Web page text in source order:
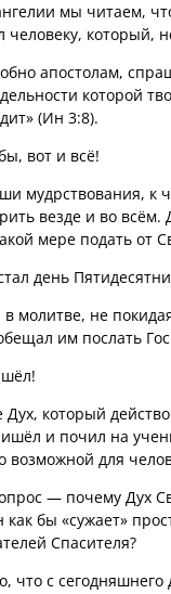
мы читаем,
человеку, который,
апостолам,
которой
(Ин 3:8).
вот и всё!
мудрствования, к
везде и во
мере подать от
день
молитве, не
им послать
Дух, который
и почил на
возможной для
— почему Дух
бы «сужает»
Спасителя?
что с